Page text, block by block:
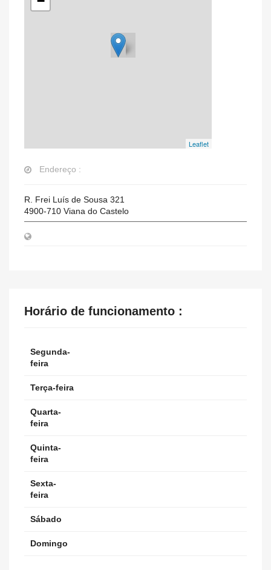
Leaflet
Endereço :
R. Frei Luís de Sousa 321
4900-710 Viana do Castelo
Horário de funcionamento :
Segunda-
feira
Terça-feira
Quarta-
feira
Quinta-
feira
Sexta-
feira
Sábado
Domingo